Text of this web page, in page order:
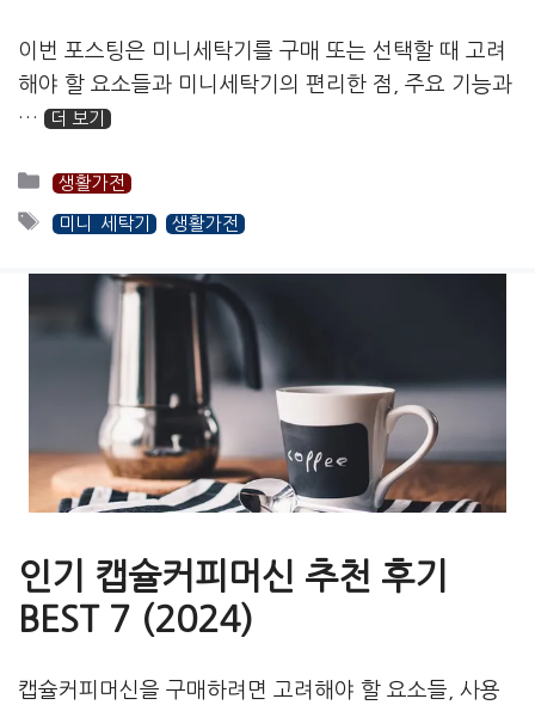
이번 포스팅은 미니세탁기를 구매 또는 선택할 때 고려
해야 할 요소들과 미니세탁기의 편리한 점, 주요 기능과
…
더 보기
카
테
리
생활가전
태미니 세탁기 생활가전
인기 캡슐커피머신 추천 후기
BEST 7 (2024)
캡슐커피머신을 구매하려면 고려해야 할 요소들, 사용